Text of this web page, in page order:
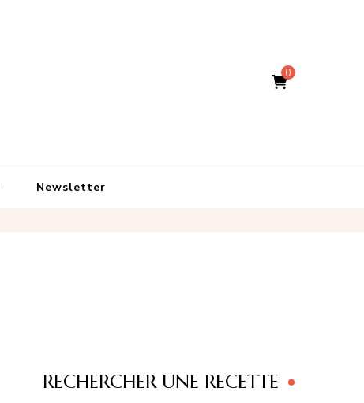
0
Newsletter
RECHERCHER UNE RECETTE